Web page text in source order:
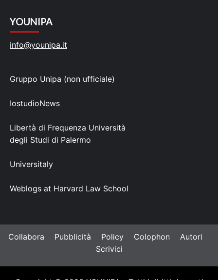
YOUNIPA
info@younipa.it
Gruppo Unipa (non ufficiale)
IostudioNews
Libertà di Frequenza Università
degli Studi di Palermo
Universitaly
Weblogs at Harvard Law School
Collabora Pubblicità Policy Colophon
Autori
Scrivici